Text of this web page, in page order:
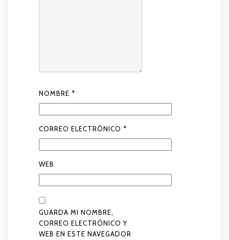
NOMBRE *
CORREO ELECTRÓNICO *
WEB
GUARDA MI NOMBRE,
CORREO ELECTRÓNICO Y
WEB EN ESTE NAVEGADOR